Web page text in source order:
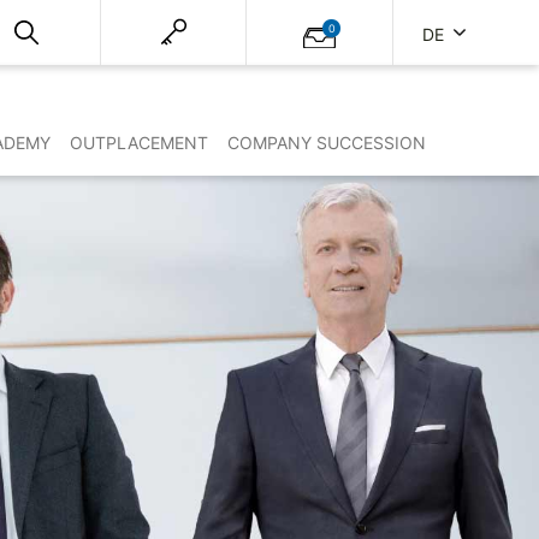
0 DE
OUTPLACEMENT COMPANY SUCCESSION